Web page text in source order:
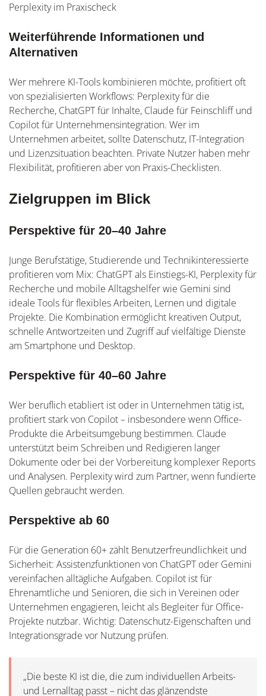
Perplexity im Praxischeck
Weiterführende Informationen und
Alternativen
Wer mehrere KI-Tools kombinieren möchte, profitiert oft
von spezialisierten Workflows: Perplexity für die
Recherche, ChatGPT für Inhalte, Claude für Feinschliff und
Copilot für Unternehmensintegration. Wer im
Unternehmen arbeitet, sollte Datenschutz, IT-Integration
und Lizenzsituation beachten. Private Nutzer haben mehr
Flexibilität, profitieren aber von Praxis-Checklisten.
Zielgruppen im Blick
Perspektive für 20–40 Jahre
Junge Berufstätige, Studierende und Technikinteressierte
profitieren vom Mix: ChatGPT als Einstiegs-KI, Perplexity für
Recherche und mobile Alltagshelfer wie Gemini sind
ideale Tools für flexibles Arbeiten, Lernen und digitale
Projekte. Die Kombination ermöglicht kreativen Output,
schnelle Antwortzeiten und Zugriff auf vielfältige Dienste
am Smartphone und Desktop.
Perspektive für 40–60 Jahre
Wer beruflich etabliert ist oder in Unternehmen tätig ist,
profitiert stark von Copilot – insbesondere wenn Office-
Produkte die Arbeitsumgebung bestimmen. Claude
unterstützt beim Schreiben und Redigieren langer
Dokumente oder bei der Vorbereitung komplexer Reports
und Analysen. Perplexity wird zum Partner, wenn fundierte
Quellen gebraucht werden.
Perspektive ab 60
Für die Generation 60+ zählt Benutzerfreundlichkeit und
Sicherheit: Assistenzfunktionen von ChatGPT oder Gemini
vereinfachen alltägliche Aufgaben. Copilot ist für
Ehrenamtliche und Senioren, die sich in Vereinen oder
Unternehmen engagieren, leicht als Begleiter für Office-
Projekte nutzbar. Wichtig: Datenschutz-Eigenschaften und
Integrationsgrade vor Nutzung prüfen.
„Die beste KI ist die, die zum individuellen Arbeits-
und Lernalltag passt – nicht das glänzendste